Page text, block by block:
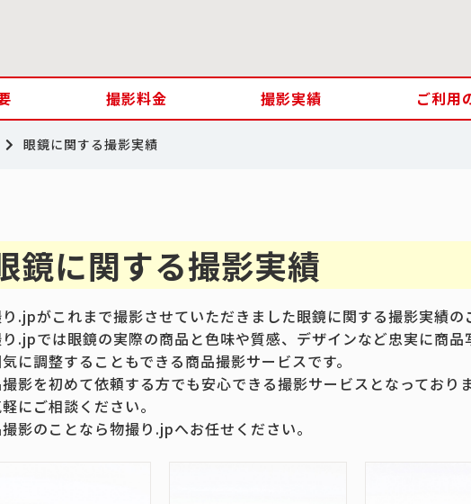
撮影料金 撮影実績 ご利用
眼鏡に関する撮影実績
鏡に関する撮影実績
.jpがこれまで撮影させていただきました眼鏡に関する撮影実績の
.jpでは眼鏡の実際の商品と色味や質感、デザインなど忠実に商
に調整することもできる商品撮影サービスです。
影を初めて依頼する方でも安心できる撮影サービスとなっており
にご相談ください。
影のことなら物撮り.jpへお任せください。